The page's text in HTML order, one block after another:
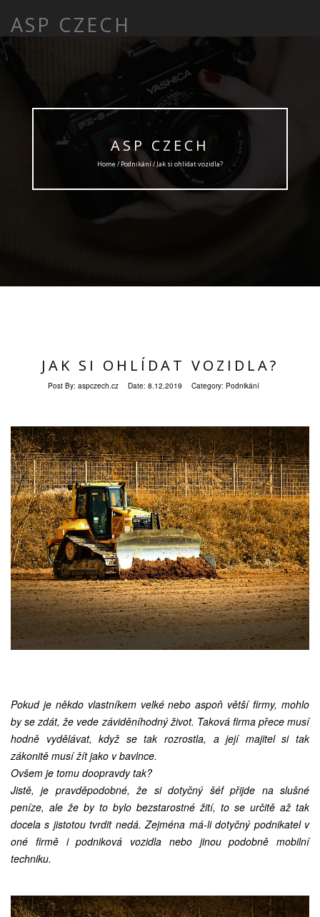
ASP CZECH
ASP CZECH
Home /Podnikání/ Jak si ohlídat vozidla?
JAK SI OHLÍDAT VOZIDLA?
Post By: aspczech.cz Date: 8.12.2019 Category: Podnikání
Pokud je někdo vlastníkem velké nebo aspoň větší firmy, mohlo
by se zdát, že vede záviděníhodný život. Taková firma přece musí
hodně vydělávat, když se tak rozrostla, a její majitel si tak
zákonitě musí žít jako v bavlnce.
Ovšem je tomu doopravdy tak?
Jistě, je pravděpodobné, že si dotyčný šéf přijde na slušné
peníze, ale že by to bylo bezstarostné žití, to se určitě až tak
docela s jistotou tvrdit nedá. Zejména má-li dotyčný podnikatel v
oné firmě i podniková vozidla nebo jinou podobně mobilní
techniku.